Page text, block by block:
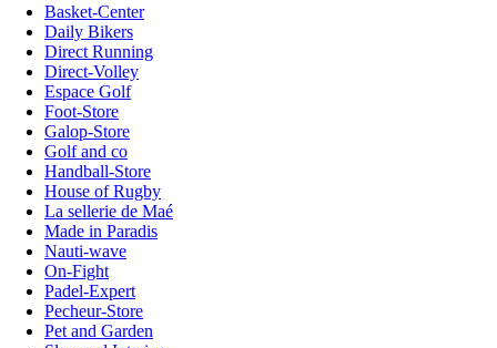
Basket-Center
Daily Bikers
Direct Running
Direct-Volley
Espace Golf
Foot-Store
Galop-Store
Golf and co
Handball-Store
House of Rugby
La sellerie de Maé
Made in Paradis
Nauti-wave
On-Fight
Padel-Expert
Pecheur-Store
Pet and Garden